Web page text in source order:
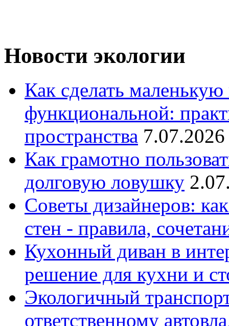
Новости экологии
Как сделать
функциональной:
пространства
Как грамотно
долговую ловушку
Советы дизайнеров:
стен - правила,
Кухонный диван в
решение для кухни и
Экологичный
ответственному